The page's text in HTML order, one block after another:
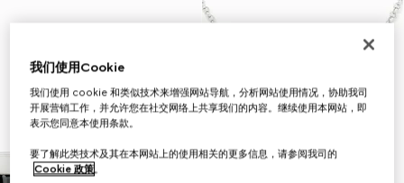
我们使用Cookie
我们使用 cookie 和类似技术来增强网站导航，分析网站使用情况，协助我司
开展营销工作，并允许您在社交网络上共享我们的内容。继续使用本网站，即
表示您同意本使用条款。
要了解此类技术及其在本网站上的使用相关的更多信息，请参阅我司的
Cookie 政策。